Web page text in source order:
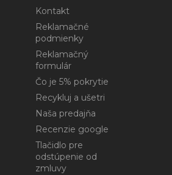
Kontakt
Reklamačné
podmienky
Reklamačný
formulár
Čo je 5% pokrytie
Recykluj a ušetri
Naša predajňa
Recenzie google
Tlačidlo pre
odstúpenie od
zmluvy